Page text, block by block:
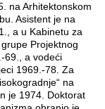
na Arhitektonskom
Asistent je na
a u Kabinetu za
Projektnog
69., a vodeći
1969.-78. Za
na
je 1974. Doktorat